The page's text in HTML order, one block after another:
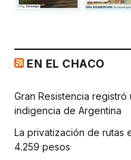
EN EL CHACO
Gran Resistencia
indigencia de Argentina
La privatización de rutas
4.259 pesos